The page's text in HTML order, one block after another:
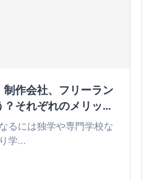
作会社、フリーラン
それぞれのメリット
るには独学や専門学校な
学...